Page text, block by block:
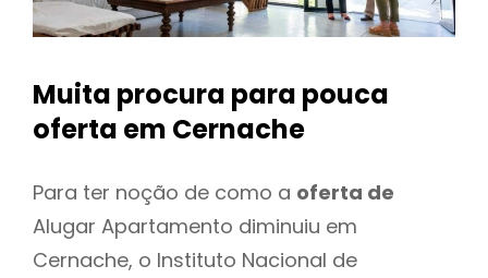
Muita procura para pouca
oferta em Cernache
Para ter noção de como a oferta de
Alugar Apartamento diminuiu em
Cernache, o Instituto Nacional de